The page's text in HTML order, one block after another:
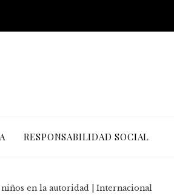
RESPONSABILIDAD SOCIAL
niños en la autoridad | Internacional